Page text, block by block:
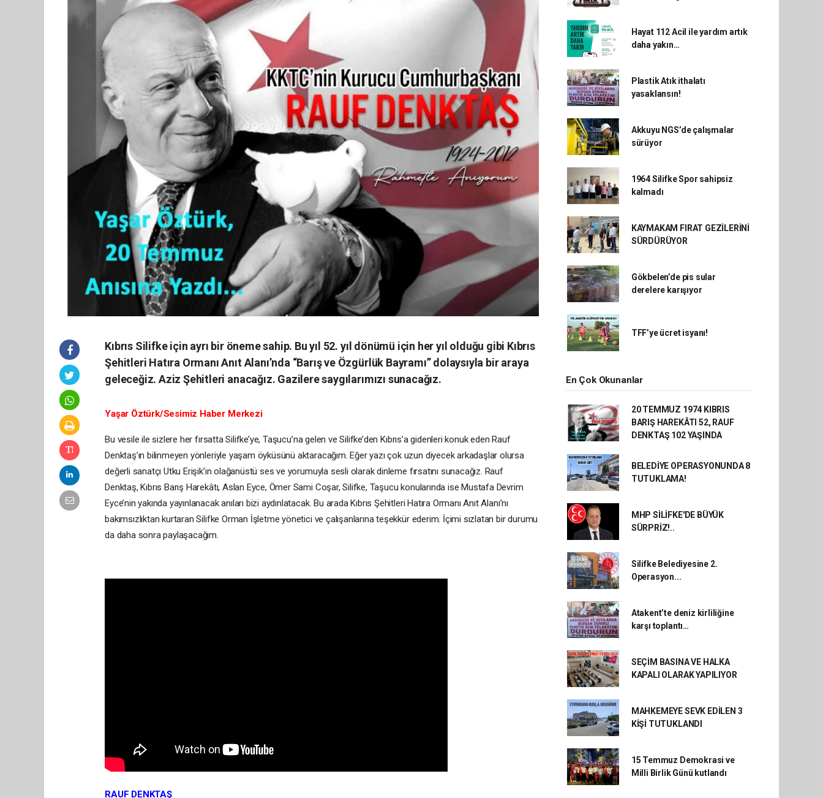
Kıbrıs Silifke için ayrı bir öneme sahip. Bu yıl 52. yıl dönümü için her yıl olduğu gibi Kıbrıs
Şehitleri Hatıra Ormanı Anıt Alanı’nda “Barış ve Özgürlük Bayramı” dolaysıyla bir araya
geleceğiz. Aziz Şehitleri anacağız. Gazilere saygılarımızı sunacağız.
Yaşar Öztürk/Sesimiz Haber Merkezi
Bu vesile ile sizlere her fırsatta Silifke’ye, Taşucu’na gelen ve Silifke’den Kıbrıs’a gidenleri konuk eden Rauf
Denktaş’ın bilinmeyen yönleriyle yaşam öyküsünü aktaracağım. Eğer yazı çok uzun diyecek arkadaşlar olursa
değerli sanatçı Utku Erişik’in olağanüstü ses ve yorumuyla sesli olarak dinleme fırsatını sunacağız. Rauf
Denktaş, Kıbrıs Barış Harekâtı, Aslan Eyce, Ömer Sami Coşar, Silifke, Taşucu konularında ise Mustafa Devrim
Eyce’nin yakında yayınlanacak anıları bizi aydınlatacak. Bu arada Kıbrıs Şehitleri Hatıra Ormanı Anıt Alanı’nı
bakımsızlıktan kurtaran Silifke Orman İşletme yönetici ve çalışanlarına teşekkür ederim. İçimi sızlatan bir durumu
da daha sonra paylaşacağım.
RAUF DENKTAŞ
Hayat 112 Acil ile yardım artık
daha yakın…
Plastik Atık ithalatı
yasaklansın!
Akkuyu NGS’de çalışmalar
sürüyor
1964 Silifke Spor sahipsiz
kalmadı
KAYMAKAM FIRAT GEZİLERİNİ
SÜRDÜRÜYOR
Gökbelen’de pis sular
derelere karışıyor
TFF’ye ücret isyanı!
En Çok Okunanlar
20 TEMMUZ 1974 KIBRIS
BARIŞ HAREKÂTI 52, RAUF
DENKTAŞ 102 YAŞINDA
BELEDİYE OPERASYONUNDA 8
TUTUKLAMA!
MHP SİLİFKE'DE BÜYÜK
SÜRPRİZ!..
Silifke Belediyesine 2.
Operasyon...
Atakent’te deniz kirliliğine
karşı toplantı…
SEÇİM BASINA VE HALKA
KAPALI OLARAK YAPILIYOR
MAHKEMEYE SEVK EDİLEN 3
KİŞİ TUTUKLANDI
15 Temmuz Demokrasi ve
Milli Birlik Günü kutlandı